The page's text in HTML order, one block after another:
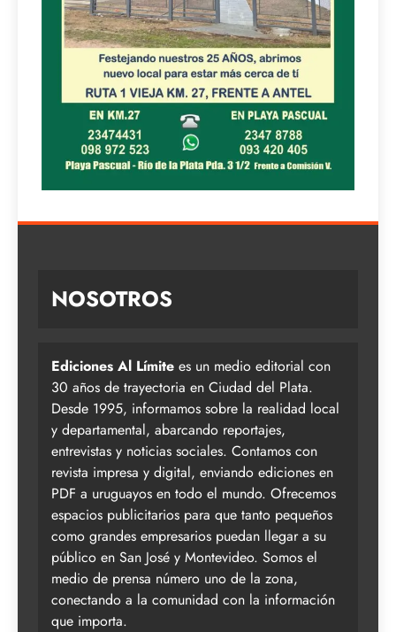
NOSOTROS
Ediciones Al Límite es un medio editorial con
30 años de trayectoria en Ciudad del Plata.
Desde 1995, informamos sobre la realidad local
y departamental, abarcando reportajes,
entrevistas y noticias sociales. Contamos con
revista impresa y digital, enviando ediciones en
PDF a uruguayos en todo el mundo. Ofrecemos
espacios publicitarios para que tanto pequeños
como grandes empresarios puedan llegar a su
público en San José y Montevideo. Somos el
medio de prensa número uno de la zona,
conectando a la comunidad con la información
que importa.